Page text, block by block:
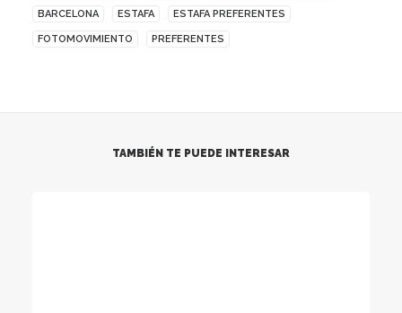
BARCELONA ESTAFA ESTAFA PREFERENTES
FOTOMOVIMIENTO PREFERENTES
TAMBIÉN TE PUEDE INTERESAR